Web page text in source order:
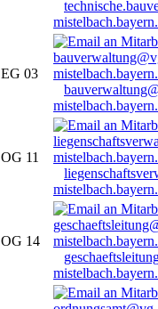
EG 03
OG 11
OG 14